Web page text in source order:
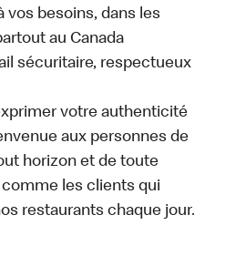
vos besoins, dans les
au Canada
sécuritaire, respectueux
votre authenticité
aux personnes de
horizon et de toute
les clients qui
restaurants chaque jour.